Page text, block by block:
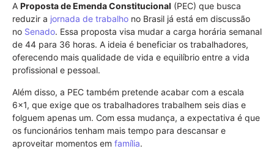
A Proposta de Emenda Constitucional (PEC) que busca
reduzir a jornada de trabalho no Brasil já está em discussão
no Senado. Essa proposta visa mudar a carga horária semanal
de 44 para 36 horas. A ideia é beneficiar os trabalhadores,
oferecendo mais qualidade de vida e equilíbrio entre a vida
profissional e pessoal.
Além disso, a PEC também pretende acabar com a escala
6×1, que exige que os trabalhadores trabalhem seis dias e
folguem apenas um. Com essa mudança, a expectativa é que
os funcionários tenham mais tempo para descansar e
aproveitar momentos em família.